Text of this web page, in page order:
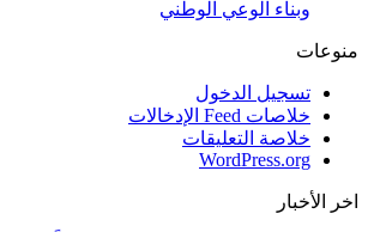
وبناء الوعي الوطني
منوعات
تسجيل الدخول
خلاصات Feed الإدخالات
خلاصة التعليقات
WordPress.org
اخر الأخبار